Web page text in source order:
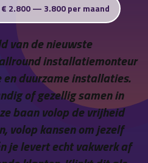
€ 2.800 — 3.800 per maand
van de nieuwste
installatiemonteur
duurzame installaties.
of gezellig samen in
baan volop de vrijheid
volop kansen om jezelf
je levert echt vakwerk af